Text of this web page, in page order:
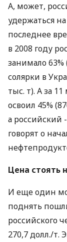
А, может,
удержаться
последнее
в 2008 году
занимало
солярки в
тыс. т). А за
освоил 45%
а российский
говорят о
Цена стоять
И еще один
поднять
российского
270,7 долл./т.